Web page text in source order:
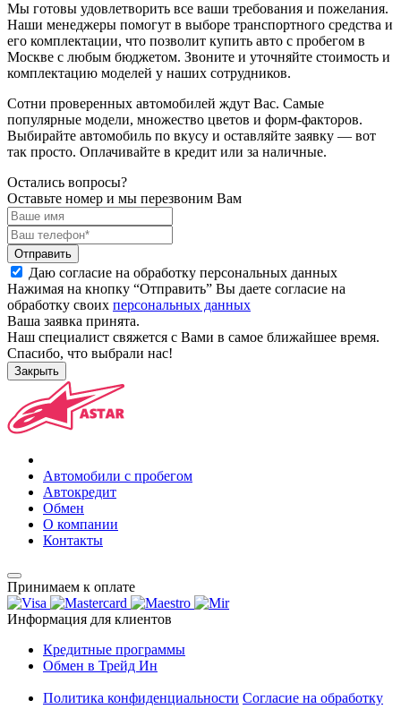
Мы готовы удовлетворить все ваши требования и пожелания.
Наши менеджеры помогут в выборе транспортного средства и
его комплектации, что позволит купить авто с пробегом в
Москве с любым бюджетом. Звоните и уточняйте стоимость и
комплектацию моделей у наших сотрудников.
Сотни проверенных автомобилей ждут Вас. Самые
популярные модели, множество цветов и форм-факторов.
Выбирайте автомобиль по вкусу и оставляйте заявку — вот
так просто. Оплачивайте в кредит или за наличные.
Остались вопросы?
Оставьте номер и мы перезвоним Вам
Отправить
Даю согласие на обработку персональных данных
Нажимая на кнопку “Отправить” Вы даете согласие на
обработку своих персональных данных
Ваша заявка принята.
Наш специалист свяжется с Вами в самое ближайшее время.
Спасибо, что выбрали нас!
Закрыть
Автомобили с пробегом
Автокредит
Обмен
О компании
Контакты
Принимаем к оплате
Информация для клиентов
Кредитные программы
Обмен в Трейд Ин
Политика конфиденциальности Согласие на обработку